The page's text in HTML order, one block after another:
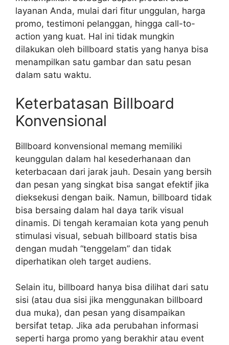
layanan Anda, mulai dari fitur unggulan, harga
promo, testimoni pelanggan, hingga call-to-
action yang kuat. Hal ini tidak mungkin
dilakukan oleh billboard statis yang hanya bisa
menampilkan satu gambar dan satu pesan
dalam satu waktu.
Keterbatasan Billboard
Konvensional
Billboard konvensional memang memiliki
keunggulan dalam hal kesederhanaan dan
keterbacaan dari jarak jauh. Desain yang bersih
dan pesan yang singkat bisa sangat efektif jika
dieksekusi dengan baik. Namun, billboard tidak
bisa bersaing dalam hal daya tarik visual
dinamis. Di tengah keramaian kota yang penuh
stimulasi visual, sebuah billboard statis bisa
dengan mudah “tenggelam” dan tidak
diperhatikan oleh target audiens.
Selain itu, billboard hanya bisa dilihat dari satu
sisi (atau dua sisi jika menggunakan billboard
dua muka), dan pesan yang disampaikan
bersifat tetap. Jika ada perubahan informasi
seperti harga promo yang berakhir atau event